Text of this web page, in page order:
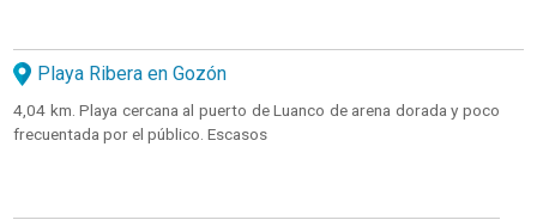
Playa Ribera en Gozón
4,04 km. Playa cercana al puerto de Luanco de arena dorada y poco
frecuentada por el público. Escasos